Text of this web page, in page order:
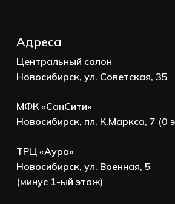
Адреса
Центральный салон
Новосибирск, ул. Советская, 35
МФК «СанСити»
Новосибирск, пл. К.Маркса, 7 (0
ТРЦ «Аура»
Новосибирск, ул. Военная, 5
(минус 1-ый этаж)